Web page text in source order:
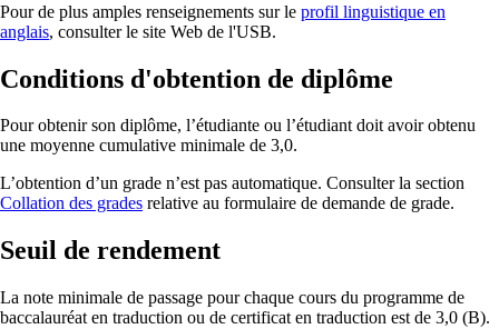
Pour de plus amples renseignements sur le profil linguistique en
anglais, consulter le site Web de l'USB.
Conditions d'obtention de diplôme
Pour obtenir son diplôme, l’étudiante ou l’étudiant doit avoir obtenu
une moyenne cumulative minimale de 3,0.
L’obtention d’un grade n’est pas automatique. Consulter la section
Collation des grades relative au formulaire de demande de grade.
Seuil de rendement
La note minimale de passage pour chaque cours du programme de
baccalauréat en traduction ou de certificat en traduction est de 3,0 (B).